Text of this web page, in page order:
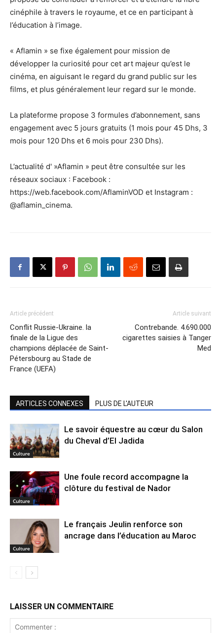
cinéphile à travers le royaume, et ce en participant à
l’éducation à l’image.
« Aflamin » se fixe également pour mission de
développer la curiosité pour cet art majeur qu’est le
cinéma, en aiguisant le regard du grand public sur les
films, et plus généralement leur regard sur le monde.
La plateforme propose 3 formules d’abonnement, sans
engagement avec 5 jours gratuits (1 mois pour 45 Dhs, 3
mois pour 120 Dhs et 6 mois pour 230 Dhs).
L’actualité d' »Aflamin » peut être consultée sur les
réseaux sociaux : Facebook :
https://web.facebook.com/AflaminVOD et Instagram :
@aflamin_cinema.
Article précédent
Conflit Russie-Ukraine. la
finale de la Ligue des
champions déplacée de Saint-
Pétersbourg au Stade de
France (UEFA)
Article suivant
Contrebande. 4.690.000
cigarettes saisies à Tanger
Med
ARTICLES CONNEXES PLUS DE L'AUTEUR
Culture
Le savoir équestre au cœur du Salon
du Cheval d’El Jadida
Culture
Une foule record accompagne la
clôture du festival de Nador
Culture
Le français Jeulin renforce son
ancrage dans l’éducation au Maroc
LAISSER UN COMMENTAIRE